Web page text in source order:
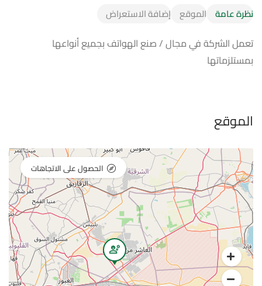
نظرة عامة الموقع إضافة الاستعراض
تعمل الشركة في مجال / صنع الهواتف بجميع أنواعها
بمستلزماتها
الموقع
الحصول على الاتجاهات